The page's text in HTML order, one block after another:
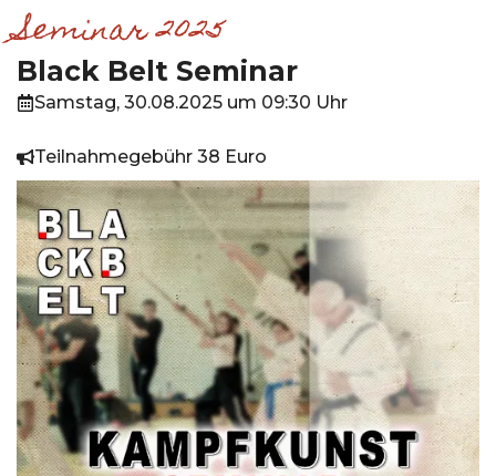
Seminar 2025
Black Belt Seminar
Samstag, 30.08.2025 um 09:30 Uhr
Teilnahmegebühr 38 Euro